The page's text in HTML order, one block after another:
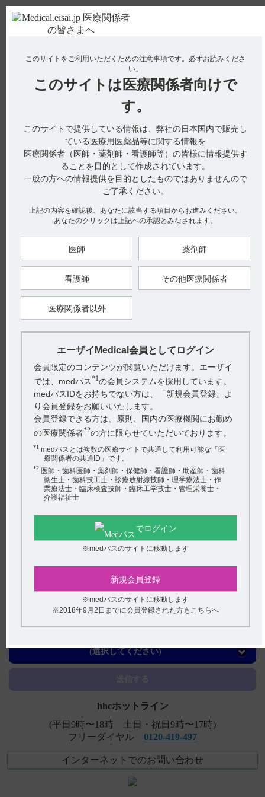
使用期限検索 Drug Information
No : 2592
【スピロピタン】 妊婦又は授乳婦への投与に関
する注意事項について教えてください。
【スピロピタン】
妊婦又は授乳婦への投与に関する注意事項について教えてくだ
電子添文には、妊婦又は授乳婦への注意として以下の記載があ
9.特定の背景を有する患者に関する注意
妊婦、妊娠している可能性のある女性には投与しないことが望
他のブチロフェノン系化合物による動物実験で胎児吸収、流産
等の胎児毒性が報告されている。妊娠後期に抗精神病薬が投与
されている場合、新生児に哺乳障害、傾眠、呼吸障害、振戦、
筋緊張低下、易刺激性等の離脱症状や錐体外路症状があらわれ
たとの報告がある。
9.6 授乳婦（引用2）
他のブチロフェノン系化合物でヒト母乳中への移行が報告され
【引用】
1）スピロピタン錠0.25mg･1mg電子添文2024年10月改訂（第4
版） 9．特定の背景を有する患者に関する注意 9.5 妊婦
2）スピロピタン錠0.25mg･1mg電子添文 2024年10月改訂（第4
版） 9．特定の背景を有する患者に関する注意 9.6 授乳婦
【更新年月】
2025年1月
戻る
関連するQ&A
【スピロピタン】 飲み忘れた場合の対応について教えて
【エラスチーム】 どのような薬剤ですか？特徴はありま
【スピロピタン】 重要な基本的注意について教えてくだ
アンケート:ご意見をお聞かせください
(選択してください)
このサイトをご利用いただくための注意事項です。 必ずお読みくださ
い。
このサイトは 医療関係者向けで
す。
このサイトで提供している情報は、弊社の日本国内で販売し
ている医療用医薬品等に関する情報を
医療関係者（医師・薬剤師・看護師等）の皆様に情報提供す
ることを目的として作成されています。
一般の方への情報提供を目的としたものではありませんので
ご了承ください。
上記の内容を確認後、あなたに該当する項目からお進みください。
あなたのクリックは上記への承認とみなされます。
医師 薬剤師
看護師 その他医療関係者
医療関係者以外
エーザイMedical会員としてログイン
会員限定のコンテンツが閲覧いただけます。エーザイ
では、medパス*1の会員システムを採用しています。
medパスIDをお持ちでない方は、「新規会員登録」よ
り会員登録をお願いいたします。
会員登録できる方は、原則、国内の医療機関にお勤め
の医療関係者*2の方に限らせていただいております。
*1 medパスとは複数の医療サイトで共通して利用可能な「医
療関係者の共通ID」です。
*2 医師・歯科医師・薬剤師・保健師・看護師・助産師・歯科
衛生士・歯科技工士・診療放射線技師・理学療法士・作
業療法士・臨床検査技師・臨床工学技士・管理栄養士・
介護福祉士
でログイン
※medパスのサイトに移動します
新規会員登録
※medパスのサイトに移動します
※2018年9月2日までに会員登録された方もこちらへ
hhcホットライン
(平日9時〜18時 土日・祝日9時〜17時)
フリーダイヤル 0120-419-497
インターネットでのお問い合わせ